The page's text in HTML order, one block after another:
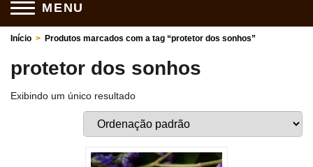
MENU
Início > Produtos marcados com a tag “protetor dos sonhos”
protetor dos sonhos
Exibindo um único resultado